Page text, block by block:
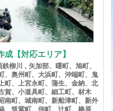
【対応エリア】
柳川 , 矢加部、曙町、旭町、
、奥州町、大浜町、沖端町、鬼
町、上宮永町、蒲生、金納、北
賀、小道具町、細工町、材木
南町、城南町、新船津町、新外
、筑紫町、佃町、辻町、椿原